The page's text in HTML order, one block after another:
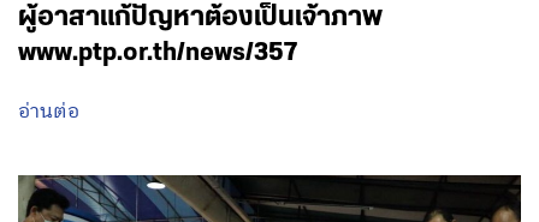
ผู้อาสาแก้ปัญหาต้องเป็นเจ้าภาพ
www.ptp.or.th/news/357
อ่านต่อ